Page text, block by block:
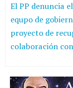
El PP denuncia
equpo de
proyecto de
colaboración